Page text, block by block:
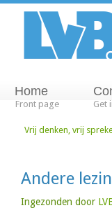
Home
Front page Get
Vrij denken, vrij
Andere
Ingezonden door